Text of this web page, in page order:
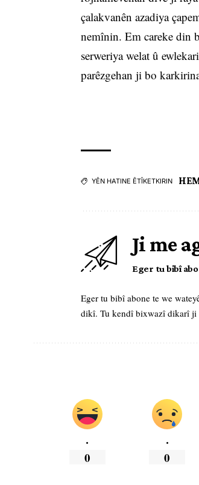
çalakvanên azadiya
nemînin. Em careke din
serweriya welat û
parêzgehan ji bo
YÊN HATINE ÊTÎKETKIRIN
Ji me
Eger tu bibî
Eger tu bibî abone te we
dikî. Tu kendî bixwazî dikarî ji
.
0
.
0